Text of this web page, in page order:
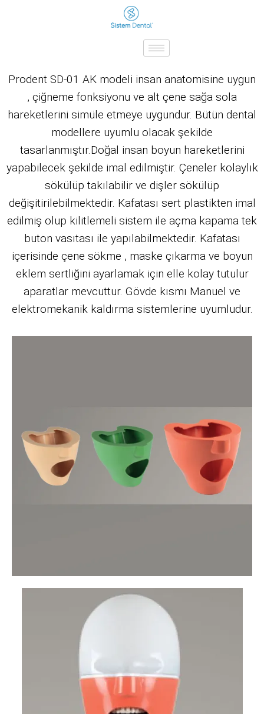
SD-01 AK
Prodent SD-01 AK modeli insan anatomisine uygun
, çiğneme fonksiyonu ve alt çene sağa sola
hareketlerini simüle etmeye uygundur. Bütün dental
modellere uyumlu olacak şekilde
tasarlanmıştır.Doğal insan boyun hareketlerini
yapabilecek şekilde imal edilmiştir. Çeneler kolaylık
sökülüp takılabilir ve dişler sökülüp
değişitirilebilmektedir. Kafatası sert plastikten imal
edilmiş olup kilitlemeli sistem ile açma kapama tek
buton vasıtası ile yapılabilmektedir. Kafatası
içerisinde çene sökme , maske çıkarma ve boyun
eklem sertliğini ayarlamak için elle kolay tutulur
aparatlar mevcuttur. Gövde kısmı Manuel ve
elektromekanik kaldırma sistemlerine uyumludur.